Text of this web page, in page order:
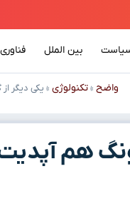
بین الملل فناوری
واضح »تکنولوژی » یکی دیگر
هم آپدیت